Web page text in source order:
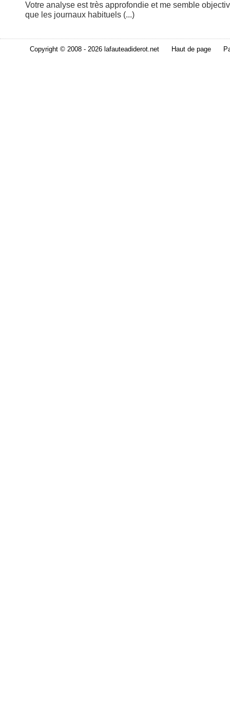
Votre analyse est très approfondie et me semble
que les journaux habituels (...)
Copyright © 2008 - 2026 lafauteadiderot.net Haut de page